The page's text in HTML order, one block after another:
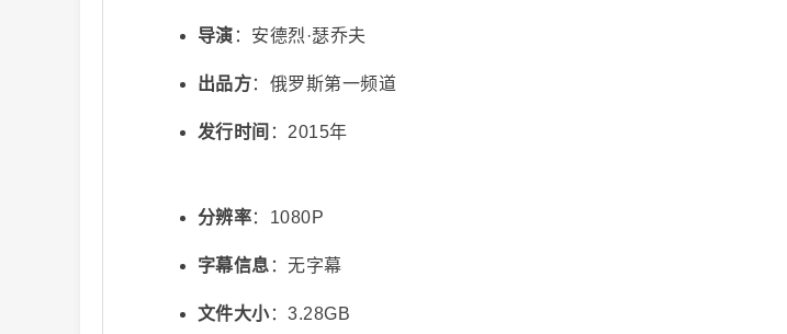
短
导演 ：安德烈·瑟乔夫
出品方：俄罗斯第一频道
发行时间 ：2015年
分辨率：1080P
字幕信息 ：无字幕
文件大小：3.28GB